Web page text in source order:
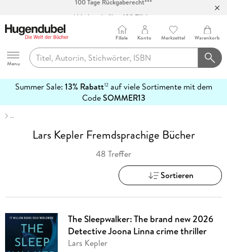
Abholung in über 100 Filialen
Hugendubel
Menu
Filiale Konto Merkzettel Warenkorb
Summer Sale: 13% Rabatt12auf viele Sortimente mit dem
CodeSOMMER13
erfahren
…
Lars Kepler Fremdsprachige Bücher
48 Treffer
Sortieren
The Sleepwalker: The brand new 2026
Detective Joona Linna crime thriller
Lars Kepler